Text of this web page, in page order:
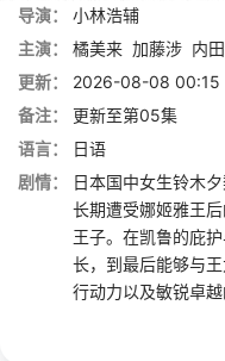
导演：
小林浩辅
主演：
橘美来 加藤涉 内
更新：
2026-08-08 00:15
备注：
更新至第05集
语言：
日语
剧情：
日本国中女生铃木
长期遭受娜姬雅王
王子。在凯鲁的庇
长，到最后能够与
行动力以及敏锐卓